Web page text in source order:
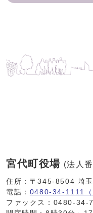
宮代町役場 (法人
住所：〒345-8504 埼
電話： 0480-34-1111（
ファックス：0480-34-